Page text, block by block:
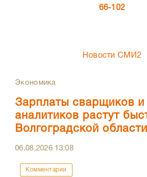
66-102
Новости СМИ2
Экономика
Зарплаты сварщиков и
аналитиков растут
Волгоградской области
06.08.2026 13:08
Комментарии